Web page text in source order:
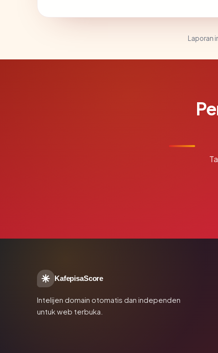
Laporan
KafepisaScore
Intelijen domain otomatis dan independen
untuk web terbuka.